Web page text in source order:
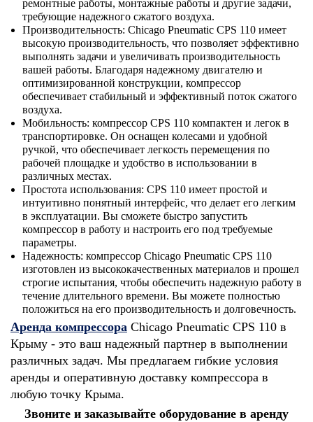
ремонтные работы, монтажные работы и другие задачи,
требующие надежного сжатого воздуха.
Производительность: Chicago Pneumatic CPS 110 имеет
высокую производительность, что позволяет эффективно
выполнять задачи и увеличивать производительность
вашей работы. Благодаря надежному двигателю и
оптимизированной конструкции, компрессор
обеспечивает стабильный и эффективный поток сжатого
воздуха.
Мобильность: компрессор CPS 110 компактен и легок в
транспортировке. Он оснащен колесами и удобной
ручкой, что обеспечивает легкость перемещения по
рабочей площадке и удобство в использовании в
различных местах.
Простота использования: CPS 110 имеет простой и
интуитивно понятный интерфейс, что делает его легким
в эксплуатации. Вы сможете быстро запустить
компрессор в работу и настроить его под требуемые
параметры.
Надежность: компрессор Chicago Pneumatic CPS 110
изготовлен из высококачественных материалов и прошел
строгие испытания, чтобы обеспечить надежную работу в
течение длительного времени. Вы можете полностью
положиться на его производительность и долговечность.
Аренда компрессора Chicago Pneumatic CPS 110 в
Крыму - это ваш надежный партнер в выполнении
различных задач. Мы предлагаем гибкие условия
аренды и оперативную доставку компрессора в
любую точку Крыма.
Звоните и заказывайте оборудование в аренду